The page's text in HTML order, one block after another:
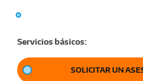
Servicios básicos:
SOLICITAR UN